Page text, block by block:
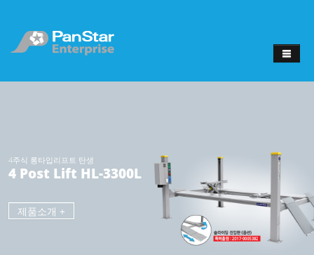
4주식 롱타입리프트 탄생
4 Post Lift HL-3300L
제품소개 +